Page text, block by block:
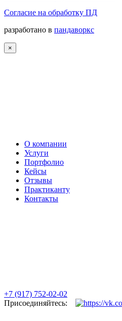
Согласие на обработку ПД
разработано в пандаворкс
×
О компании
Услуги
Портфолио
Кейсы
Отзывы
Практиканту
Контакты
+7 (917) 752-02-02
Присоединяйтесь: